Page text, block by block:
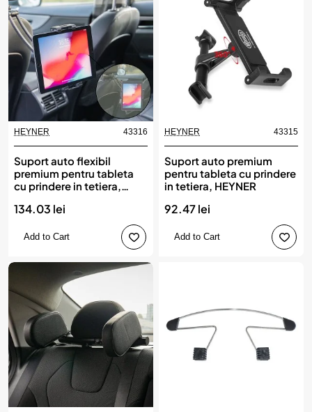
HEYNER 43316
Suport auto flexibil
premium pentru tableta
cu prindere in tetiera,
134.03 lei
Add to Cart
HEYNER 43315
Suport auto premium
pentru tableta cu prindere
in tetiera, HEYNER
92.47 lei
Add to Cart